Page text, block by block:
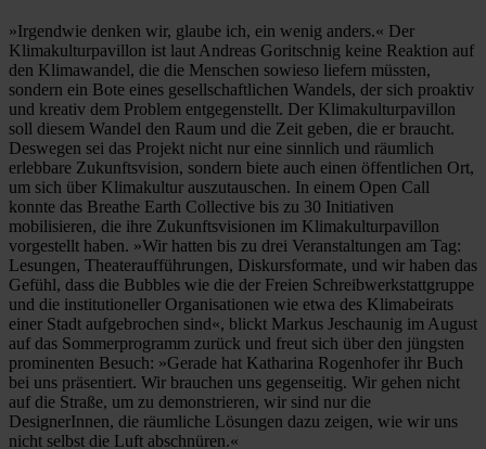
»Irgendwie denken wir, glaube ich, ein wenig anders.« Der
Klimakulturpavillon ist laut Andreas Goritschnig keine Reaktion auf
den Klimawandel, die die Menschen sowieso liefern müssten,
sondern ein Bote eines gesellschaftlichen Wandels, der sich proaktiv
und kreativ dem Problem entgegenstellt. Der Klimakulturpavillon
soll diesem Wandel den Raum und die Zeit geben, die er braucht.
Deswegen sei das Projekt nicht nur eine sinnlich und räumlich
erlebbare Zukunftsvision, sondern biete auch einen öffentlichen Ort,
um sich über Klimakultur auszutauschen. In einem Open Call
konnte das Breathe Earth Collective bis zu 30 Initiativen
mobilisieren, die ihre Zukunftsvisionen im Klimakulturpavillon
vorgestellt haben. »Wir hatten bis zu drei Veranstaltungen am Tag:
Lesungen, Theateraufführungen, Diskursformate, und wir haben das
Gefühl, dass die Bubbles wie die der Freien Schreibwerkstattgruppe
und die institutioneller Organisationen wie etwa des Klimabeirats
einer Stadt aufgebrochen sind«, blickt Markus Jeschaunig im August
auf das Sommerprogramm zurück und freut sich über den jüngsten
prominenten Besuch: »Gerade hat Katharina Rogenhofer ihr Buch
bei uns präsentiert. Wir brauchen uns gegenseitig. Wir gehen nicht
auf die Straße, um zu demonstrieren, wir sind nur die
DesignerInnen, die räumliche Lösungen dazu zeigen, wie wir uns
nicht selbst die Luft abschnüren.«